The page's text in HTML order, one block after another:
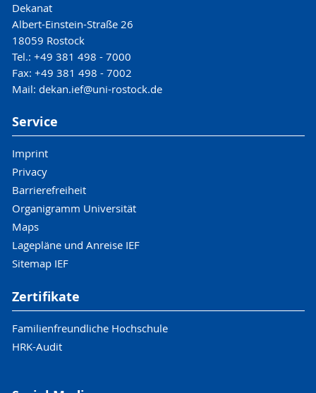
Dekanat
Albert-Einstein-Straße 26
18059 Rostock
Tel.: +49 381 498 - 7000
Fax: +49 381 498 - 7002
Mail: dekan.ief@uni-rostock.de
Service
Imprint
Privacy
Barrierefreiheit
Organigramm Universität
Maps
Lagepläne und Anreise IEF
Sitemap IEF
Zertifikate
Familienfreundliche Hochschule
HRK-Audit